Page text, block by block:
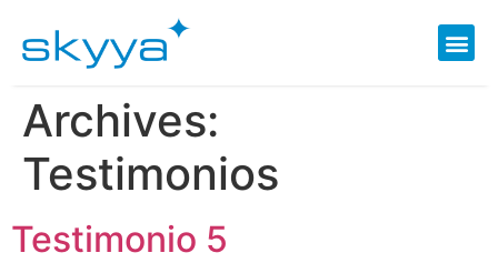
Archives:
Testimonios
Testimonio 5